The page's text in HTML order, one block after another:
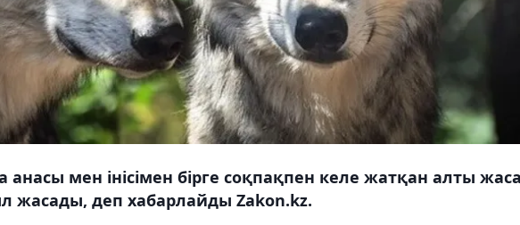
мен інісімен бірге соқпақпен келе жатқан алты
жасады, деп хабарлайды Zakon.kz.